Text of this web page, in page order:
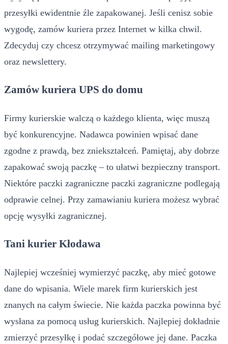
przesyłki ewidentnie źle zapakowanej. Jeśli cenisz sobie
wygodę, zamów kuriera przez Internet w kilka chwil.
Zdecyduj czy chcesz otrzymywać mailing marketingowy
oraz newslettery.
Zamów kuriera UPS do domu
Firmy kurierskie walczą o każdego klienta, więc muszą
być konkurencyjne. Nadawca powinien wpisać dane
zgodne z prawdą, bez zniekształceń. Pamiętaj, aby dobrze
zapakować swoją paczkę – to ułatwi bezpieczny transport.
Niektóre paczki zagraniczne paczki zagraniczne podlegają
odprawie celnej. Przy zamawianiu kuriera możesz wybrać
opcję wysyłki zagranicznej.
Tani kurier Kłodawa
Najlepiej wcześniej wymierzyć paczkę, aby mieć gotowe
dane do wpisania. Wiele marek firm kurierskich jest
znanych na całym świecie. Nie każda paczka powinna być
wysłana za pomocą usług kurierskich. Najlepiej dokładnie
zmierzyć przesyłkę i podać szczegółowe jej dane. Paczka